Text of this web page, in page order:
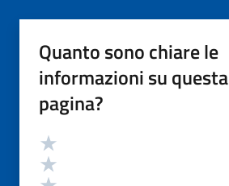
Quanto sono chiare le
informazioni su questa
pagina?
Valutazione